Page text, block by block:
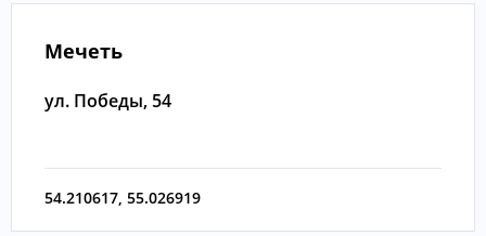
Мечеть
ул. Победы, 54
54.210617, 55.026919